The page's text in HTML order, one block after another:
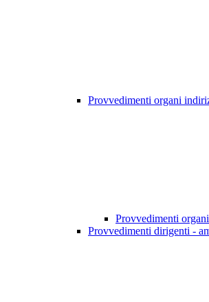
Provvedimenti organi
Provvedimenti
Provvedimenti dirigenti -